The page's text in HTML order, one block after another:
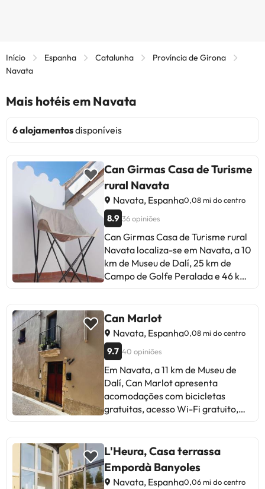
Início Espanha Catalunha
Província de Girona
Navata
Mais hotéis em Navata
6 alojamentosdisponíveis
Can Girmas Casa de Turisme
rural Navata
Navata, Espanha0,08 mi do centro
8.9 36 opiniões
Can Girmas Casa de Turisme rural
Navata localiza-se em Navata, a 10
km de Museu de Dalí, 25 km de
Campo de Golfe Peralada e 46 km
varanda, estacionamento privado
gratuito e acesso Wi-Fi gratuito.
Esta casa de férias dispõe de 2
quartos, 3 casas de banho, roupa
de cama, toalhas, uma televisão,
área de refeições, uma cozinha
totalmente equipada e terraço
com vista da montanha. Can
almoço continental ou sem glúten.
Reserva Marinha Ilhas Medes fica a
50 km de Can Girmas Casa de
Turisme rural Navata, enquanto
Can Marlot
Navata, Espanha0,08 mi do centro
9.7 40 opiniões
Em Navata, a 11 km de Museu de
Dalí, Can Marlot apresenta
acomodações com bicicletas
gratuitas, acesso Wi-Fi gratuito,
estacionamento privado gratuito,
esta casa de férias está numa área
onde os hóspedes podem desfrutar
L'Heura, Casa terrassa
Empordà Banyoles
Navata, Espanha0,06 mi do centro